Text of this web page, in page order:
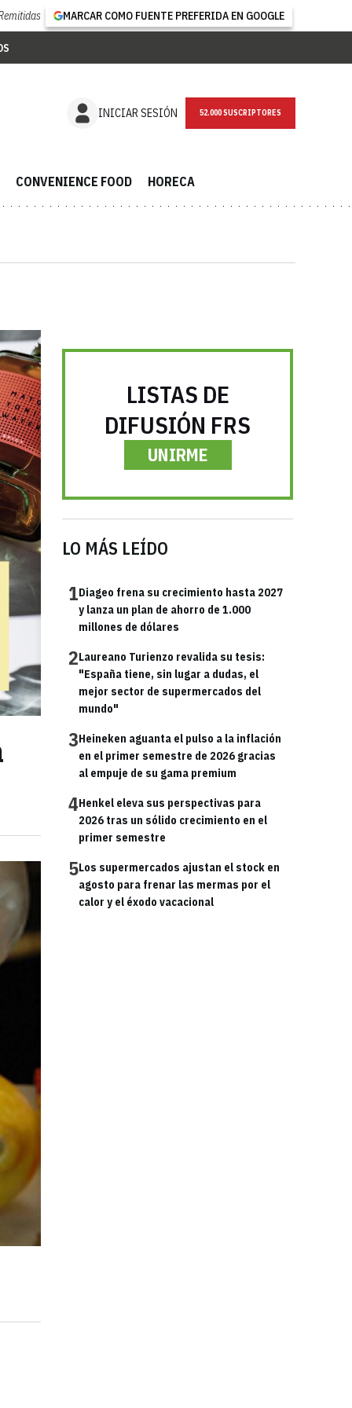
MARCAR COMO FUENTE PREFERIDA EN GOOGLE
INICIAR SESIÓN NEWSLETTER
CONVENIENCE FOOD HORECA
LISTAS DE
DIFUSIÓN FRS
UNIRME
LO MÁS LEÍDO
1Diageo frena su crecimiento hasta 2027
y lanza un plan de ahorro de 1.000
millones de dólares
2Laureano Turienzo revalida su tesis:
"España tiene, sin lugar a dudas, el
mejor sector de supermercados del
mundo"
3Heineken aguanta el pulso a la inflación
en el primer semestre de 2026 gracias
al empuje de su gama premium
4Henkel eleva sus perspectivas para
2026 tras un sólido crecimiento en el
primer semestre
5Los supermercados ajustan el stock en
agosto para frenar las mermas por el
calor y el éxodo vacacional